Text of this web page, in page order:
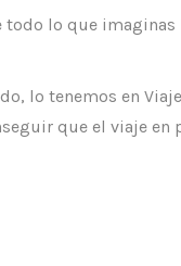
todo lo que imaginas
lo tenemos en
que el viaje en